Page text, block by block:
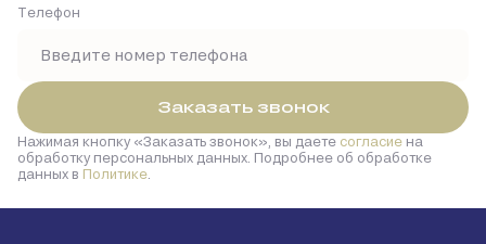
Tелефон
Заказать звонок
Нажимая кнопку Заказать звонок , вы даете согласие на
обработку персональных данных. Подробнее об обработке
данных в Политике